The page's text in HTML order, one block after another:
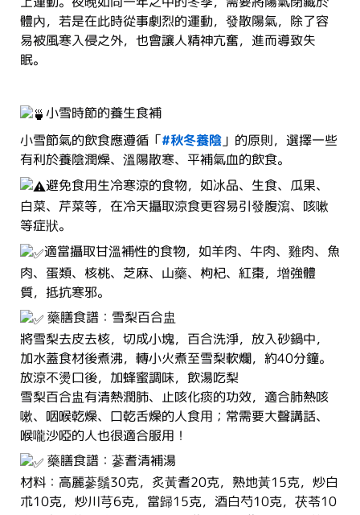
體內，若是在此時從事劇烈的運動，發散陽氣，除了容
易被風寒入侵之外，也會讓人精神亢奮，進而導致失
眠。
小雪時節的養生食補
小雪節氣的飲食應遵循「#秋冬養陰 」的原則，選擇一些
有利於養陰潤燥、溫陽散寒、平補氣血的飲食。
避免食用生冷寒涼的食物，如冰品、生食、瓜果、
白菜、芹菜等，在冷天攝取涼食更容易引發腹瀉、咳嗽
等症狀。
適當攝取甘溫補性的食物，如羊肉、牛肉、雞肉、魚
肉、蛋類、核桃、芝麻、山藥、枸杞、紅棗，增強體
質，抵抗寒邪。
藥膳食譜：雪梨百合盅
將雪梨去皮去核，切成小塊，百合洗淨，放入砂鍋中，
加水蓋食材後煮沸，轉小火煮至雪梨軟爛，約40分鐘。
放涼不燙口後，加蜂蜜調味，飲湯吃梨
雪梨百合盅有清熱潤肺、止咳化痰的功效，適合肺熱咳
嗽、咽喉乾燥、口乾舌燥的人食用；常需要大聲講話、
喉嚨沙啞的人也很適合服用！
藥膳食譜：蔘耆清補湯
材料：高麗蔘鬚30克，炙黃耆20克，熟地黃15克，炒白
朮10克，炒川芎6克，當歸15克，酒白芍10克，茯苓10